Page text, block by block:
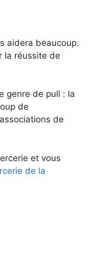
aidera beaucoup.
la réussite de
genre de pull : la
de
de
et vous
de la